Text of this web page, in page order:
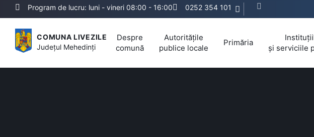
Program de lucru: luni - vineri 08:00 - 16:00 0252 354 101
COMUNA LIVEZILE
Județul Mehedinți
Despre
comună
Autoritățile
publice locale
Primăria
și serviciile